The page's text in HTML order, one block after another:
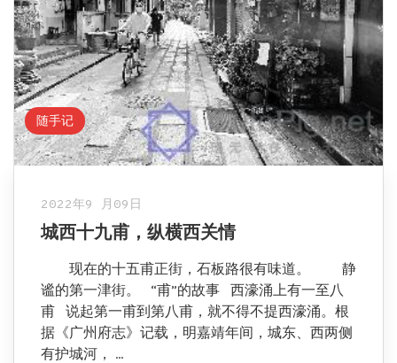
随手记
2022年9 月09日
城西十九甫，纵横西关情
现在的十五甫正街，石板路很有味道。 静
谧的第一津街。 “甫”的故事 西濠涌上有一至八
甫 说起第一甫到第八甫，就不得不提西濠涌。根
据《广州府志》记载，明嘉靖年间，城东、西两侧
有护城河， …